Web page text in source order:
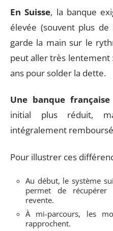
En Suisse, la banque
élevée (souvent plus
garde la main sur le
peut aller très lentement
ans pour solder la dette.
Une banque française
initial plus réduit,
intégralement
Pour illustrer ces
Au début, le système
permet de récupérer
revente.
À mi-parcours, les
rapprochent.